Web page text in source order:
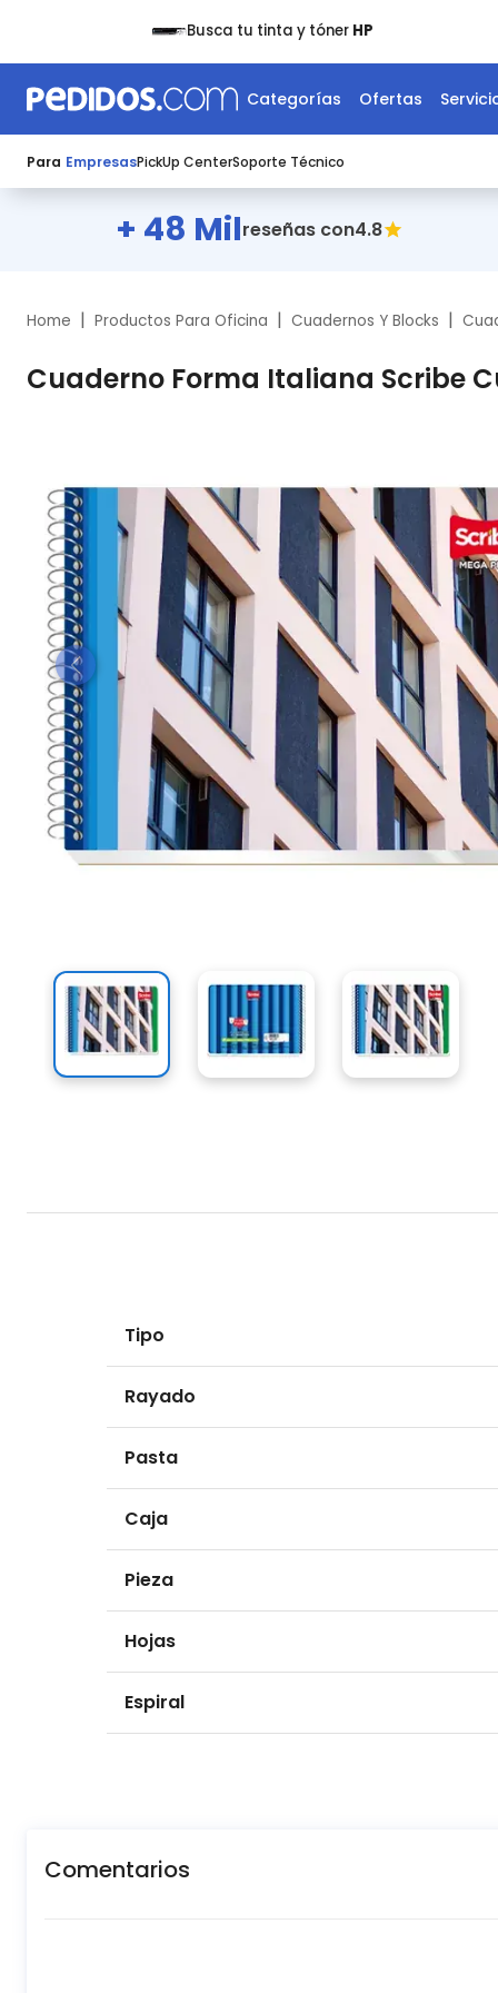
Busca tu tinta y tónerHP
Categorías Ofertas
Para EmpresasPickUp CenterSoporte Técnico
+ 48 Milreseñas con4.8
Home | Productos Para Oficina | Cuadernos Y Blocks |
Cuaderno Forma Italiana Scribe
Tipo
Rayado
Pasta
Caja
Pieza
Hojas
Espiral
Comentarios